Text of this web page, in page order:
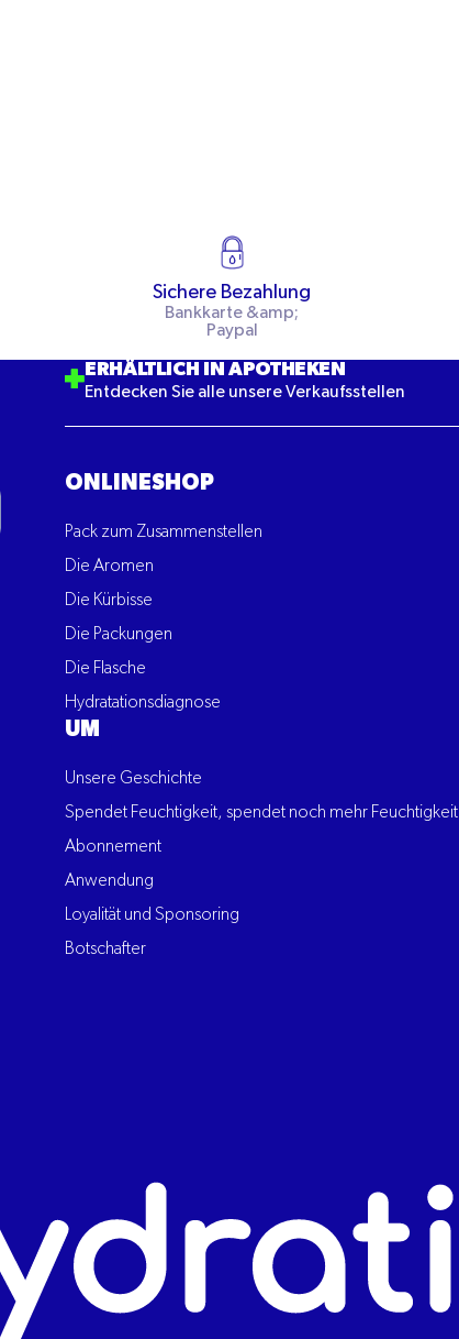
Sichere Bezahlung
Bankkarte &amp;
Paypal
ERHÄLTLICH IN APOTHEKEN
Entdecken Sie alle unsere Verkaufsstellen
ONLINESHOP
Pack zum Zusammenstellen
Die Aromen
Die Kürbisse
Die Packungen
Die Flasche
Hydratationsdiagnose
UM
Unsere Geschichte
Spendet Feuchtigkeit, spendet noch mehr Feuchtigkeit
Abonnement
Anwendung
Loyalität und Sponsoring
Botschafter